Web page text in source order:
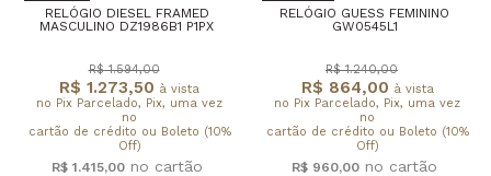
RELÓGIO DIESEL FRAMED
MASCULINO DZ1986B1 P1PX
R$ 1.273,50 à vista
no Pix Parcelado, Pix, uma vez
no
cartão de crédito ou Boleto (10%
Off)
R$ 1.594,00
R$ 1.415,00
RELÓGIO GUESS FEMININO
GW0545L1
R$ 864,00 à vista
no Pix Parcelado, Pix, uma vez
no
cartão de crédito ou Boleto (10%
Off)
R$ 1.240,00
R$ 960,00